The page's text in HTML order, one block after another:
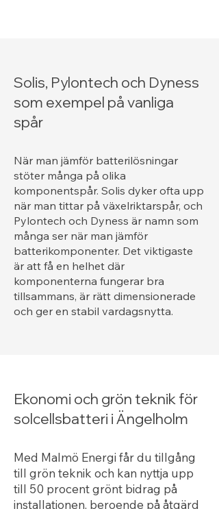
Solis, Pylontech och Dyness
som exempel på vanliga
spår
När man jämför batterilösningar
stöter många på olika
komponentspår. Solis dyker ofta upp
när man tittar på växelriktarspår, och
Pylontech och Dyness är namn som
många ser när man jämför
batterikomponenter. Det viktigaste
är att få en helhet där
komponenterna fungerar bra
tillsammans, är rätt dimensionerade
och ger en stabil vardagsnytta.
Ekonomi och grön teknik för
solcellsbatteri i Ängelholm
Med Malmö Energi får du tillgång
till grön teknik och kan nyttja upp
till 50 procent grönt bidrag på
installationen, beroende på åtgärd